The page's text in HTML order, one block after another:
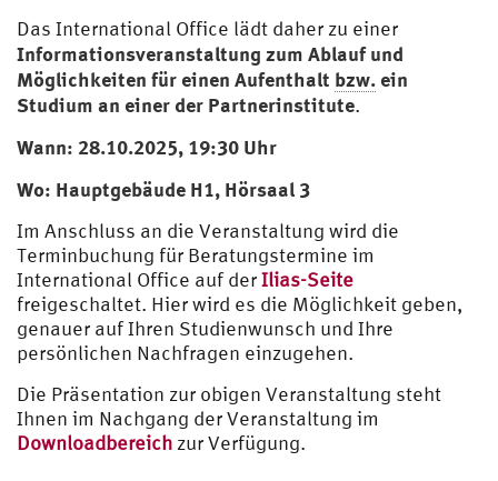
Das International Office lädt daher zu einer
Informationsveranstaltung zum Ablauf und
Möglichkeiten für einen Aufenthalt bzw. ein
Studium an einer der Partnerinstitute.
Wann: 28.10.2025, 19:30 Uhr
Wo: Hauptgebäude H1, Hörsaal 3
Im Anschluss an die Veranstaltung wird die
Terminbuchung für Beratungstermine im
International Office auf derIlias-Seite
freigeschaltet. Hier wird es die Möglichkeit geben,
genauer auf Ihren Studienwunsch und Ihre
persönlichen Nachfragen einzugehen.
Die Präsentation zur obigen Veranstaltung steht
Ihnen im Nachgang der Veranstaltung im
Downloadbereich zur Verfügung.